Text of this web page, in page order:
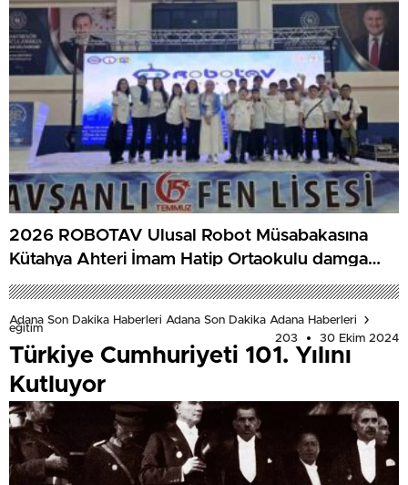
2026 ROBOTAV Ulusal Robot Müsabakasına
Kütahya Ahteri İmam Hatip Ortaokulu damga
vurdu
Adana Son Dakika Haberleri Adana Son Dakika Adana Haberleri
eğitim
203
30 Ekim 2024
Türkiye Cumhuriyeti 101. Yılını
Kutluyor